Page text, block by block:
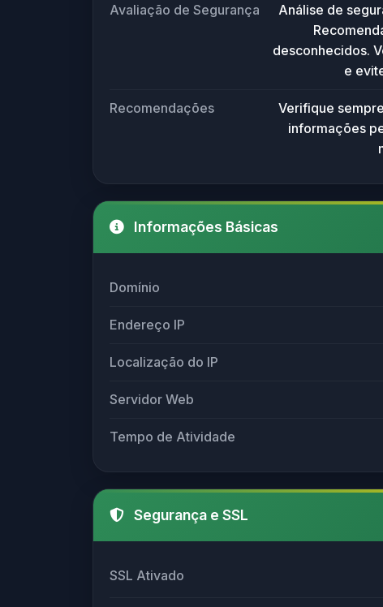
Avaliação de Segurança
Análise de
desconhecidos.
e
Recomendações
Verifique
informações
Informações Básicas
Domínio
Endereço IP
Localização do IP
Servidor Web
Tempo de Atividade
Segurança e SSL
SSL Ativado